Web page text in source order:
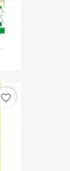
favorite_border